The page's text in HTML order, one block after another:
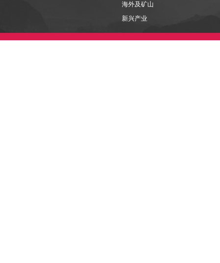
海外及矿山
新兴产业